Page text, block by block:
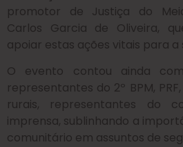
promotor de Justiça do
Carlos Garcia de Oliveira,
apoiar estas ações vitais para a
O evento contou ainda
representantes do 2º BPM, PRF,
rurais, representantes do
imprensa, sublinhando a
comunitário em assuntos de